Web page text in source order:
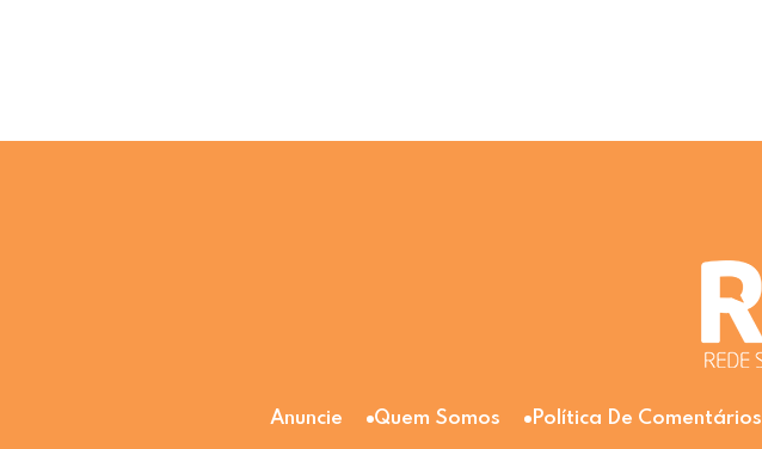
Anuncie Quem Somos Política De Comentários